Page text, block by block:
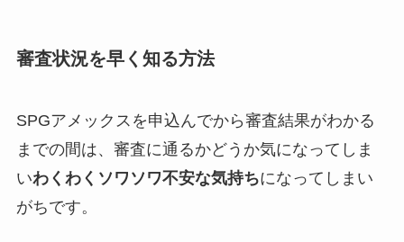
審査状況を早く知る方法
SPGアメックスを申込んでから審査結果がわかる
までの間は、審査に通るかどうか気になってしま
いわくわくソワソワ不安な気持ちになってしまい
がちです。